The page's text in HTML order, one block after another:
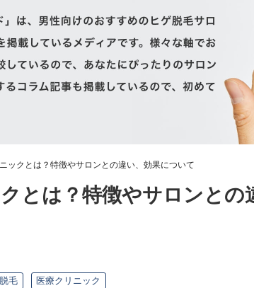
ックとは？特徴やサロンとの違い、効果について
とは？特徴やサロンとの
毛 医療クリニック